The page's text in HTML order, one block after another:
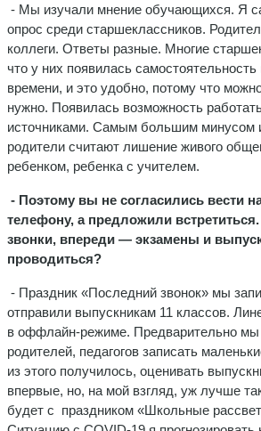
- Мы изучали мнение обучающихся. Я
опрос среди старшеклассников.
коллеги. Ответы разные. Многие
что у них появилась
времени, и это удобно, потому что
нужно. Появилась возможность
источниками. Самым большим минусом
родители считают лишение живого
ребенком, ребенка с учителем.
- Поэтому вы не согласились вести
телефону, а предложили
звонки, впереди — экзамены и
проводиться?
- Праздник «Последний звонок» мы
отправили выпускникам 11 классов.
в оффлайн-режиме. Предварительно мы
родителей, педагогов записать
из этого получилось, оценивать
впервые, но, на мой взгляд, уж лучше
будет с праздником «Школьные